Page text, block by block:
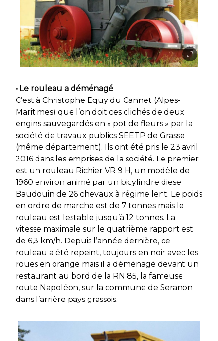
• Le rouleau a déménagé
C’est à Christophe Equy du Cannet (Alpes-
Maritimes) que l’on doit ces clichés de deux
engins sauvegardés en « pot de fleurs » par la
société de travaux publics SEETP de Grasse
(même département). Ils ont été pris le 23 avril
2016 dans les emprises de la société. Le premier
est un rouleau Richier VR 9 H, un modèle de
1960 environ animé par un bicylindre diesel
Baudouin de 26 chevaux à régime lent. Le poids
en ordre de marche est de 7 tonnes mais le
rouleau est lestable jusqu’à 12 tonnes. La
vitesse maximale sur le quatrième rapport est
de 6,3 km/h. Depuis l’année dernière, ce
rouleau a été repeint, toujours en noir avec les
roues en orange mais il a déménagé devant un
restaurant au bord de la RN 85, la fameuse
route Napoléon, sur la commune de Seranon
dans l’arrière pays grassois.